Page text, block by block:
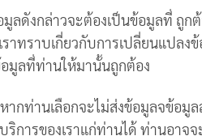
ลดังกล่าวจะต้องเป็นข้อมูลที่ ถูก
าทราบเกี่ยวกับการเปลี่ยนแปลง
อมูลที่ท่านให้มานั้นถูกต้อง
ากท่านเลือกจะไม่ส่งข้อมูลจข้อมู
การของเราแก่ท่านได้ ท่านอาจจ